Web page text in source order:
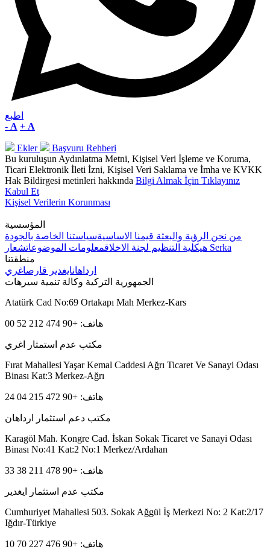
اطبع
- A + A
Ekler
Başvuru Rehberi
Bu kuruluşun Aydınlatma Metni, Kişisel Veri İşleme ve Koruma,
Ticari Elektronik İleti İzni, Kişisel Veri Saklama ve İmha ve KVKK
Hak Bildirgesi metinleri hakkında Bilgi Almak İçin Tıklayınız
Kabul Et
Kişisel Verilerin Korunması
المؤسسية
من نحن الرؤية والبعثة قيمنا الاساسيةسياستنا الخاصة بالجودة
هيكلية التنظيم لجنة الاخلاقمعلومات الموضوعات
شعار Serka
منطقتنا
ارداهانايغدير قارصاغري
الجمهورية التركية وكالة تنمية سيرهات
Atatürk Cad No:69 Ortakapı Mah Merkez-Kars
هاتف: +90 474 212 52 00
مكتب عدم استمثار اغري
Fırat Mahallesi Yaşar Kemal Caddesi Ağrı Ticaret Ve Sanayi Odası
Binası Kat:3 Merkez-Ağrı
هاتف: +90 472 215 04 24
مكتب دعم استثمار ارداهان
Karagöl Mah. Kongre Cad. İskan Sokak Ticaret ve Sanayi Odası
Binası No:41 Kat:2 No:1 Merkez/Ardahan
هاتف: +90 478 211 38 33
مكتب عدم استثمار ايغدير
Cumhuriyet Mahallesi 503. Sokak Ağgül İş Merkezi No: 2 Kat:2/17
Iğdır-Türkiye
هاتف: +90 476 227 70 10